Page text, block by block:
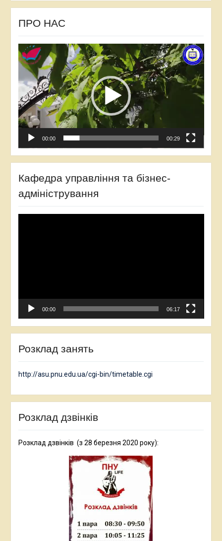
ПРО НАС
Відеопрогравач
00:00 00:29
Кафедра управління та бізнес-
адміністрування
00:00 06:17
Розклад занять
http://asu.pnu.edu.ua/cgi-bin/timetable.cgi
Розклад дзвінків
Розклад дзвінків (з 28 березня 2020 року):